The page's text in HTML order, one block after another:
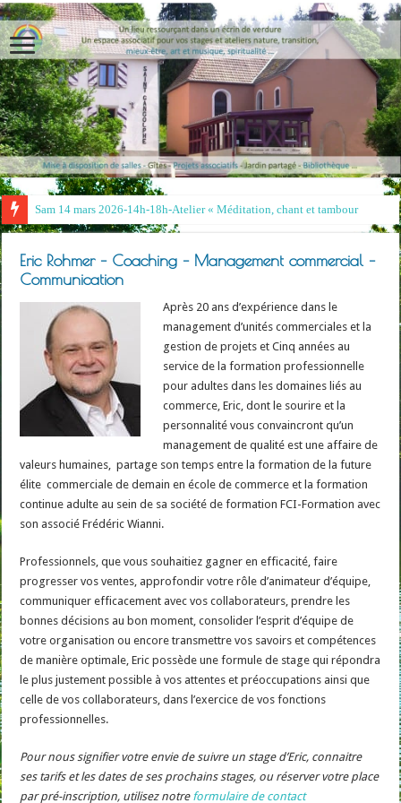
Sam 14 mars 2026-14h-18h-Atelier « Méditation, chant et tambour »- Irin
Eric Rohmer – Coaching – Management commercial –
Communication
Après 20 ans d’expérience dans le
management d’unités commerciales et la
gestion de projets et Cinq années au
service de la formation professionnelle
pour adultes dans les domaines liés au
commerce, Eric, dont le sourire et la
personnalité vous convaincront qu’un
management de qualité est une affaire de
valeurs humaines, partage son temps entre la formation de la future
élite commerciale de demain en école de commerce et la formation
continue adulte au sein de sa société de formation FCI-Formation avec
son associé Frédéric Wianni.
Professionnels, que vous souhaitiez gagner en efficacité, faire
progresser vos ventes, approfondir votre rôle d’animateur d’équipe,
communiquer efficacement avec vos collaborateurs, prendre les
bonnes décisions au bon moment, consolider l’esprit d’équipe de
votre organisation ou encore transmettre vos savoirs et compétences
de manière optimale, Eric possède une formule de stage qui répondra
le plus justement possible à vos attentes et préoccupations ainsi que
celle de vos collaborateurs, dans l’exercice de vos fonctions
professionnelles.
Pour nous signifier votre envie de suivre un stage d’Eric, connaitre
ses tarifs et les dates de ses prochains stages, ou réserver votre place
par pré-inscription, utilisez notre formulaire de contact